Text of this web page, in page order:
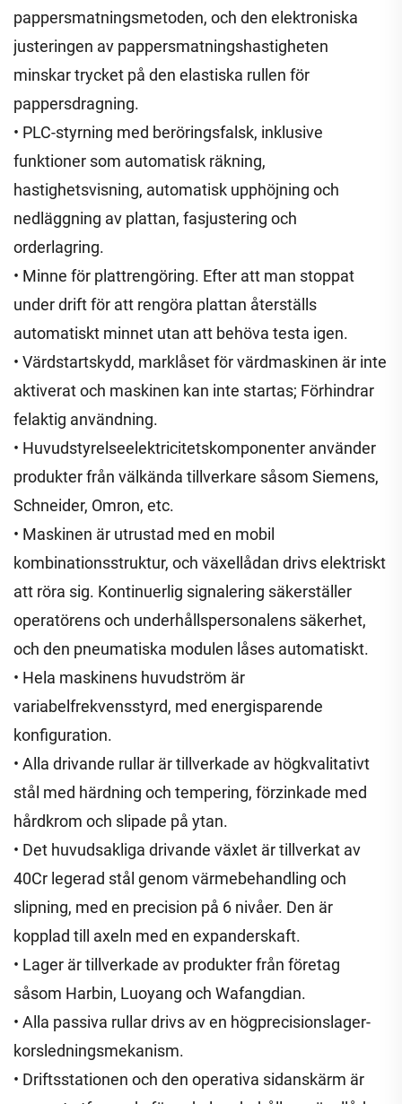
pappersmatningsmetoden, och den elektroniska
justeringen av pappersmatningshastigheten
minskar trycket på den elastiska rullen för
pappersdragning.
• PLC-styrning med beröringsfalsk, inklusive
funktioner som automatisk räkning,
hastighetsvisning, automatisk upphöjning och
nedläggning av plattan, fasjustering och
orderlagring.
• Minne för plattrengöring. Efter att man stoppat
under drift för att rengöra plattan återställs
automatiskt minnet utan att behöva testa igen.
• Värdstartskydd, marklåset för värdmaskinen är inte
aktiverat och maskinen kan inte startas; Förhindrar
felaktig användning.
• Huvudstyrelseelektricitetskomponenter använder
produkter från välkända tillverkare såsom Siemens,
Schneider, Omron, etc.
• Maskinen är utrustad med en mobil
kombinationsstruktur, och växellådan drivs elektriskt
att röra sig. Kontinuerlig signalering säkerställer
operatörens och underhållspersonalens säkerhet,
och den pneumatiska modulen låses automatiskt.
• Hela maskinens huvudström är
variabelfrekvensstyrd, med energisparende
konfiguration.
• Alla drivande rullar är tillverkade av högkvalitativt
stål med härdning och tempering, förzinkade med
hårdkrom och slipade på ytan.
• Det huvudsakliga drivande växlet är tillverkat av
40Cr legerad stål genom värmebehandling och
slipning, med en precision på 6 nivåer. Den är
kopplad till axeln med en expanderskaft.
• Lager är tillverkade av produkter från företag
såsom Harbin, Luoyang och Wafangdian.
• Alla passiva rullar drivs av en högprecisionslager-
korsledningsmekanism.
• Driftsstationen och den operativa sidanskärm är